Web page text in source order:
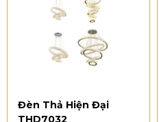
Đèn Thả Hiện Đại
THD7032